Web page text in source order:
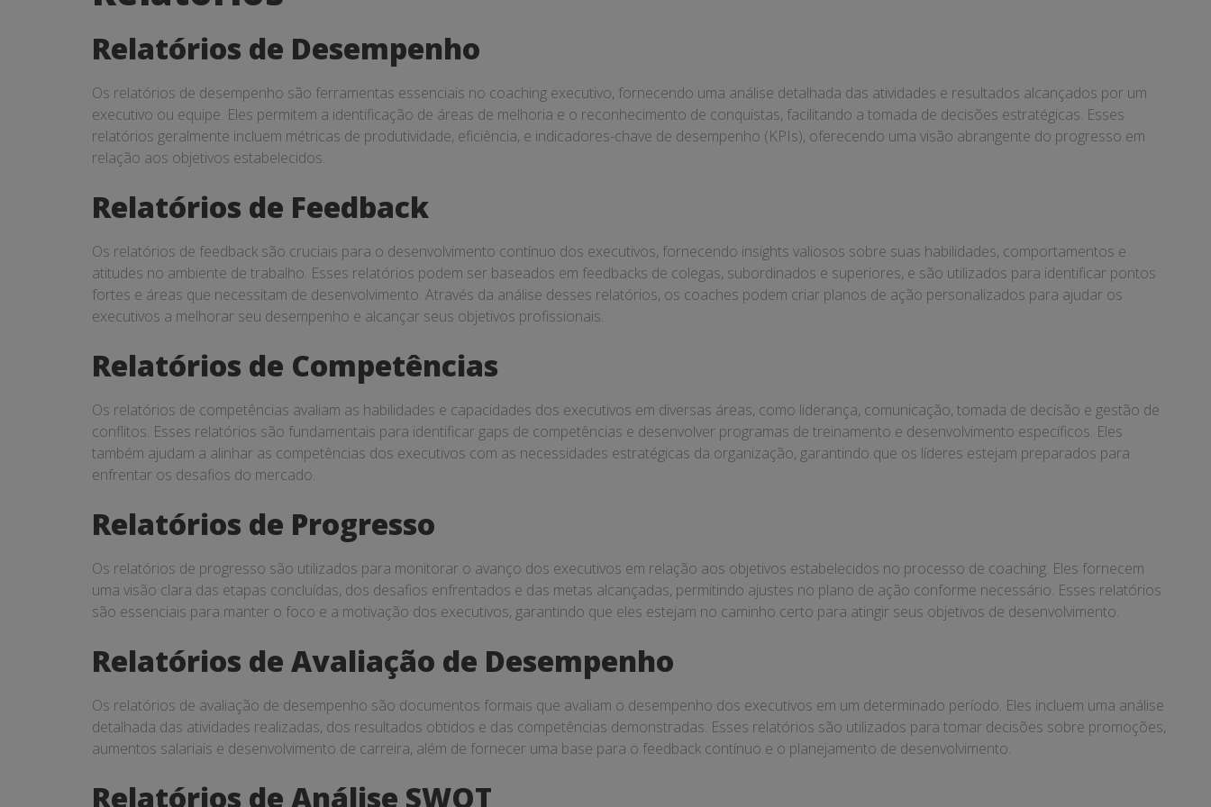
Relatórios de Desempenho
Os relatórios de desempenho são ferramentas essenciais no coaching executivo, fornecendo uma análise detalhada das atividades e resultados alcançados por um
executivo ou equipe. Eles permitem a identificação de áreas de melhoria e o reconhecimento de conquistas, facilitando a tomada de decisões estratégicas. Esses
relatórios geralmente incluem métricas de produtividade, eficiência, e indicadores-chave de desempenho (KPIs), oferecendo uma visão abrangente do progresso em
relação aos objetivos estabelecidos.
Relatórios de Feedback
Os relatórios de feedback são cruciais para o desenvolvimento contínuo dos executivos, fornecendo insights valiosos sobre suas habilidades, comportamentos e
atitudes no ambiente de trabalho. Esses relatórios podem ser baseados em feedbacks de colegas, subordinados e superiores, e são utilizados para identificar pontos
fortes e áreas que necessitam de desenvolvimento. Através da análise desses relatórios, os coaches podem criar planos de ação personalizados para ajudar os
executivos a melhorar seu desempenho e alcançar seus objetivos profissionais.
Relatórios de Competências
Os relatórios de competências avaliam as habilidades e capacidades dos executivos em diversas áreas, como liderança, comunicação, tomada de decisão e gestão de
conflitos. Esses relatórios são fundamentais para identificar gaps de competências e desenvolver programas de treinamento e desenvolvimento específicos. Eles
também ajudam a alinhar as competências dos executivos com as necessidades estratégicas da organização, garantindo que os líderes estejam preparados para
enfrentar os desafios do mercado.
Relatórios de Progresso
Os relatórios de progresso são utilizados para monitorar o avanço dos executivos em relação aos objetivos estabelecidos no processo de coaching. Eles fornecem
uma visão clara das etapas concluídas, dos desafios enfrentados e das metas alcançadas, permitindo ajustes no plano de ação conforme necessário. Esses relatórios
são essenciais para manter o foco e a motivação dos executivos, garantindo que eles estejam no caminho certo para atingir seus objetivos de desenvolvimento.
Relatórios de Avaliação de Desempenho
Os relatórios de avaliação de desempenho são documentos formais que avaliam o desempenho dos executivos em um determinado período. Eles incluem uma análise
detalhada das atividades realizadas, dos resultados obtidos e das competências demonstradas. Esses relatórios são utilizados para tomar decisões sobre promoções,
aumentos salariais e desenvolvimento de carreira, além de fornecer uma base para o feedback contínuo e o planejamento de desenvolvimento.
Relatórios de Análise SWOT